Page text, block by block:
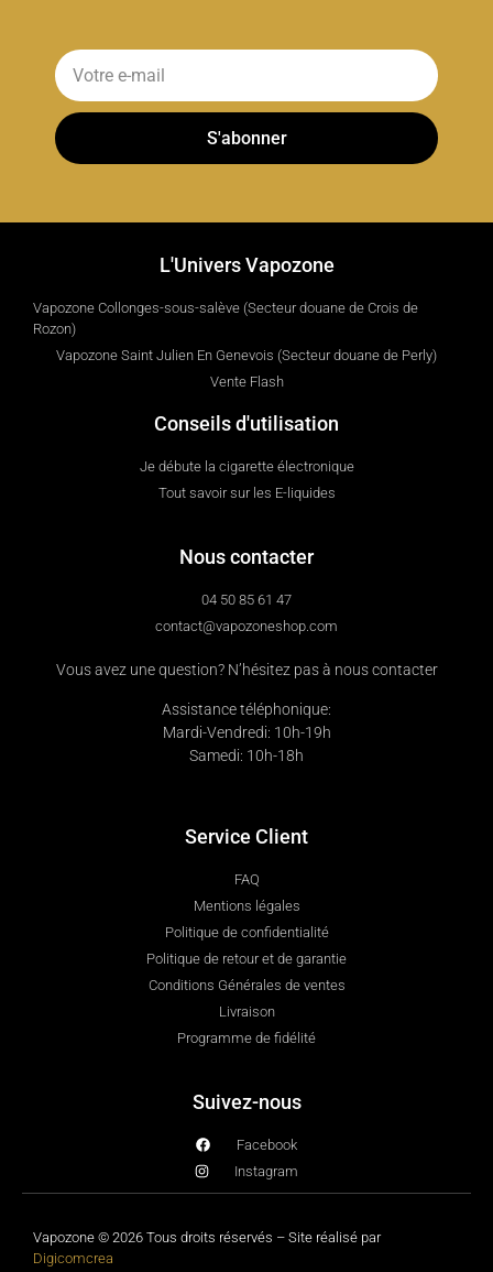
S'abonner
L'Univers Vapozone
Vapozone Collonges-sous-salève (Secteur douane de Crois de
Rozon)
Vapozone Saint Julien En Genevois (Secteur douane de Perly)
Vente Flash
Conseils d'utilisation
Je débute la cigarette électronique
Tout savoir sur les E-liquides
Nous contacter
04 50 85 61 47
contact@vapozoneshop.com
Vous avez une question? N’hésitez pas à nous contacter
Assistance téléphonique:
Mardi-Vendredi: 10h-19h
Samedi: 10h-18h
Service Client
FAQ
Mentions légales
Politique de confidentialité
Politique de retour et de garantie
Conditions Générales de ventes
Livraison
Programme de fidélité
Suivez-nous
Facebook
Instagram
Vapozone © 2026 Tous droits réservés – Site réalisé par
Digicomcrea